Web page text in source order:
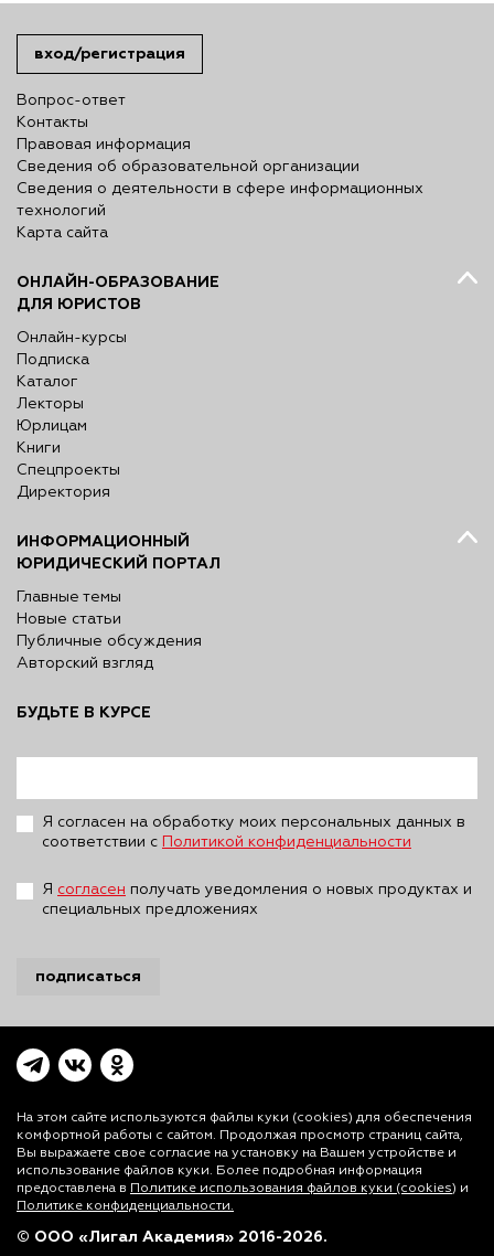
вход/регистрация
Вопрос-ответ
Контакты
Правовая информация
Сведения об образовательной организации
Сведения о деятельности в сфере информационных
технологий
Карта сайта
ОНЛАЙН-ОБРАЗОВАНИЕ
ДЛЯ ЮРИСТОВ
Онлайн-курсы
Подписка
Каталог
Лекторы
Юрлицам
Книги
Спецпроекты
Директория
ИНФОРМАЦИОННЫЙ
ЮРИДИЧЕСКИЙ ПОРТАЛ
Главные темы
Новые статьи
Публичные обсуждения
Авторский взгляд
БУДЬТЕ В КУРСЕ
Я согласен на обработку моих персональных данных в
соответствии с
Политикой конфиденциальности
Я согласен получать уведомления о новых продуктах и
специальных предложениях
подписаться
На этом сайте используются файлы куки (cookies) для обеспечения
комфортной работы с сайтом. Продолжая просмотр страниц сайта,
Вы выражаете свое согласие на установку на Вашем устройстве и
использование файлов куки. Более подробная информация
предоставлена в Политике использования файлов куки (cookies) и
Политике конфиденциальности.
© ООО «Лигал Академия» 2016-2026.